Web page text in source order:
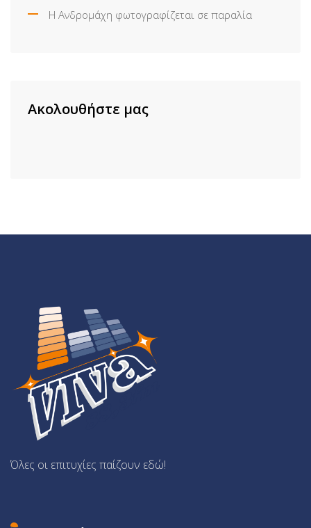
Η Ανδρομάχη φωτογραφίζεται σε παραλία
Ακολουθήστε μας
Όλες οι επιτυχίες παίζουν εδώ!